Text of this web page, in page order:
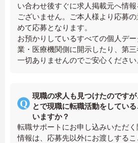
い合わせ後すぐに求人掲載元へ情
ございません。ご本人様より応募
めて応募となります。
お預かりしているすべての個人デ
業・医療機関側に開示したり、第
一切ありませんのでご安心ください
現職の求人も見つけたのです
とで現職に転職活動をしてい
いますか？
転職サポートにお申し込みいただ
情報は、応募先以外にお渡しする